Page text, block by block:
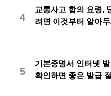
4
교통사고 합의 요령,
려면 이것부터 알아두
5
기본증명서 인터넷 발
확인하면 좋은 발급